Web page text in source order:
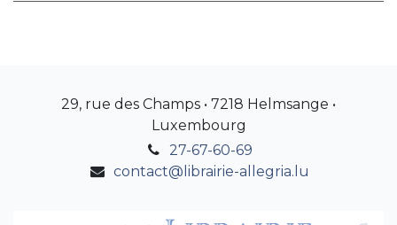
29, rue des Champs • 7218 Helmsange •
Luxembourg
27-67-60-69
contact@librairie-allegria.lu